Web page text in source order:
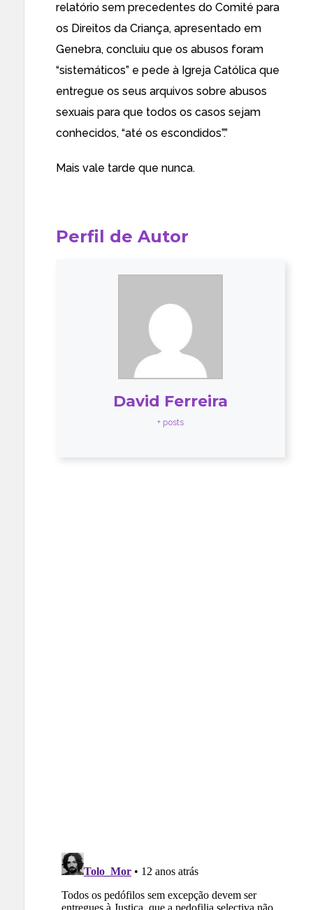
relatório sem precedentes do Comité para
os Direitos da Criança, apresentado em
Genebra, concluiu que os abusos foram
“sistemáticos” e pede à Igreja Católica que
entregue os seus arquivos sobre abusos
sexuais para que todos os casos sejam
conhecidos, “até os escondidos”.”
Mais vale tarde que nunca.
Perfil de Autor
David Ferreira
+ posts